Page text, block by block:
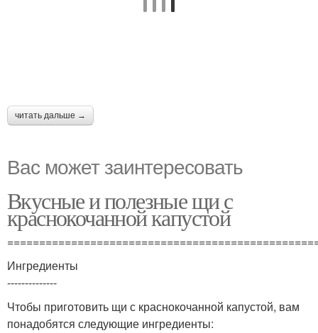
читать дальше →
Вас может заинтересовать
Вкусные и полезные щи с
краснокочанной капустой
Ингредиенты
--------------
Чтобы приготовить щи с краснокочанной капустой, вам
понадобятся следующие ингредиенты: